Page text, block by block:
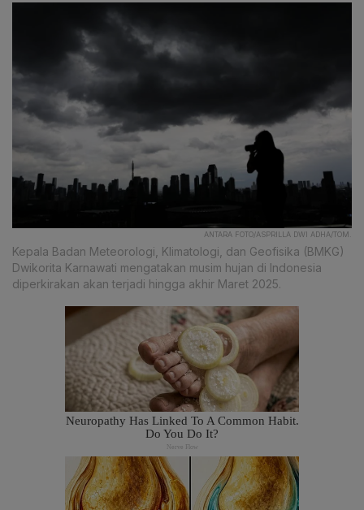
ANTARA FOTO/ASPRILLA DWI ADHA/TOM.
Kepala Badan Meteorologi, Klimatologi, dan Geofisika (BMKG)
Dwikorita Karnawati mengatakan musim hujan di Indonesia
diperkirakan akan terjadi hingga akhir Maret 2025.